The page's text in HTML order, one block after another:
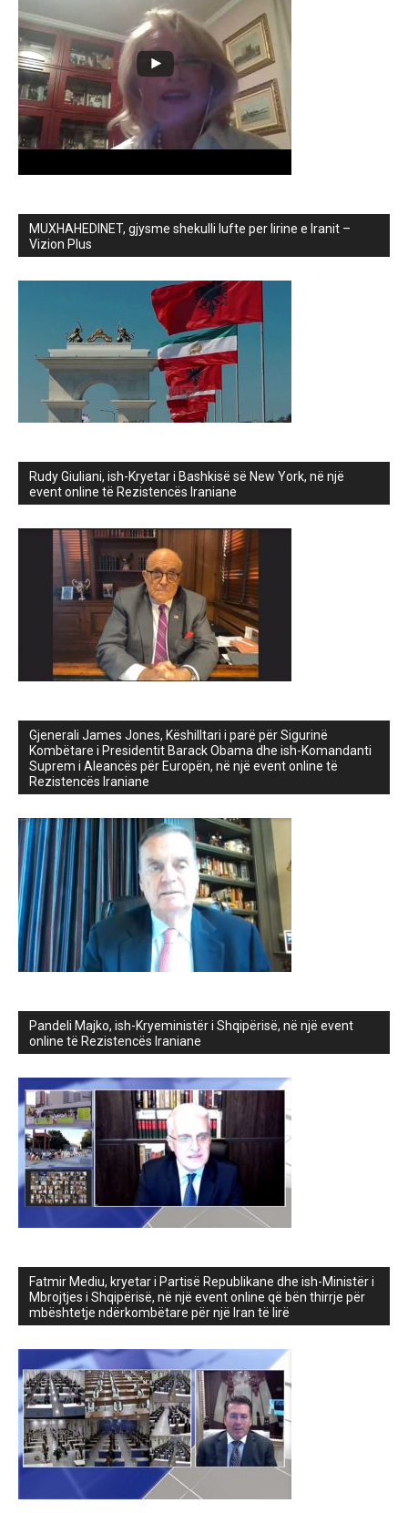
MUXHAHEDINET, gjysme shekulli lufte per lirine e Iranit –
Vizion Plus
Rudy Giuliani, ish-Kryetar i Bashkisë së New York, në një
event online të Rezistencës Iraniane
Gjenerali James Jones, Këshilltari i parë për Sigurinë
Kombëtare i Presidentit Barack Obama dhe ish-Komandanti
Suprem i Aleancës për Europën, në një event online të
Rezistencës Iraniane
Pandeli Majko, ish-Kryeministër i Shqipërisë, në një event
online të Rezistencës Iraniane
Fatmir Mediu, kryetar i Partisë Republikane dhe ish-Ministër i
Mbrojtjes i Shqipërisë, në një event online që bën thirrje për
mbështetje ndërkombëtare për një Iran të lirë